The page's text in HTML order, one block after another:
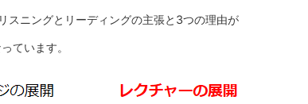
ニングとリーディングの主張と3つの理由が
ています。